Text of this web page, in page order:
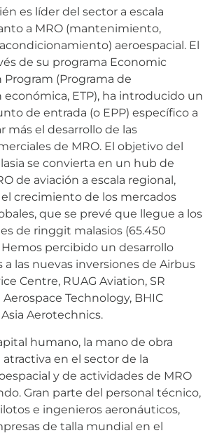
es líder del sector a escala
a MRO (mantenimiento,
aeroespacial. El
de su programa Economic
Program (Programa de
ETP), ha introducido un
de entrada (o EPP) específico a
más el desarrollo de las
de MRO. El objetivo del
se convierta en un hub de
de aviación a escala regional,
crecimiento de los mercados
que se prevé que llegue a los
de ringgit malasios (65.450
Hemos percibido un desarrollo
a las nuevas inversiones de Airbus
Centre, RUAG Aviation, SR
Technology, BHIC
Aerotechnics.
humano, la mano de obra
atractiva en el sector de la
y de actividades de MRO
Gran parte del personal técnico,
e ingenieros aeronáuticos,
de talla mundial en el